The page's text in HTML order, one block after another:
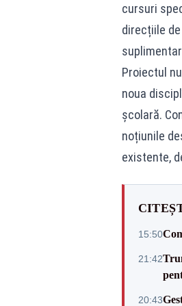
cursuri
direcțiile
Proiectul
noua
școlară.
noțiunile
existente,
15:50
21:42
20:43